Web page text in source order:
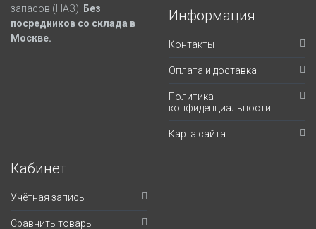
запасов (НАЗ).
Без
посредников со склада в
Москве.
Информация
Контакты
Оплата и доставка
Политика
конфиденциальности
Карта сайта
Кабинет
Учётная запись
Сравнить товары